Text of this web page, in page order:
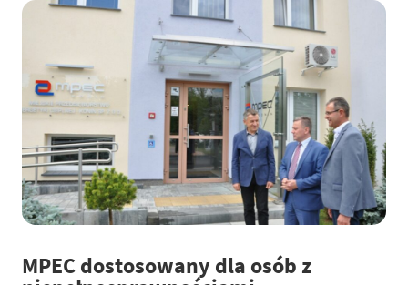
MPEC dostosowany dla osób z